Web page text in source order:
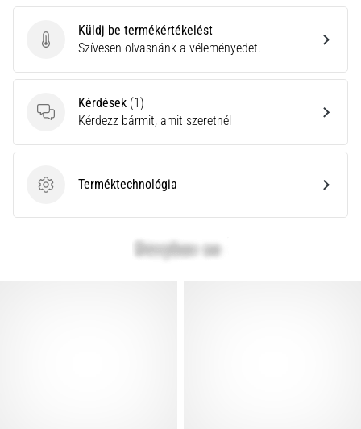
Küldj be termékértékelést
Küldj be termékértékelést
Szívesen olvasnánk a véleményedet.
Kérdések
Kérdések (1)
Kérdezz bármit, amit szeretnél
Terméktechnológia
Terméktechnológia